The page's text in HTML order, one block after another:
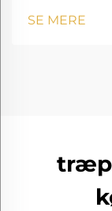
SE MERE